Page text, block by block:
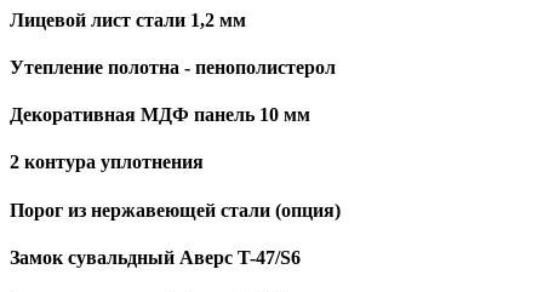
Лицевой лист стали 1,2 мм
Утепление полотна - пенополистерол
Декоративная МДФ панель 10 мм
2 контура уплотнения
Порог из нержавеющей стали (опция)
Замок сувальдный Аверс T-47/S6